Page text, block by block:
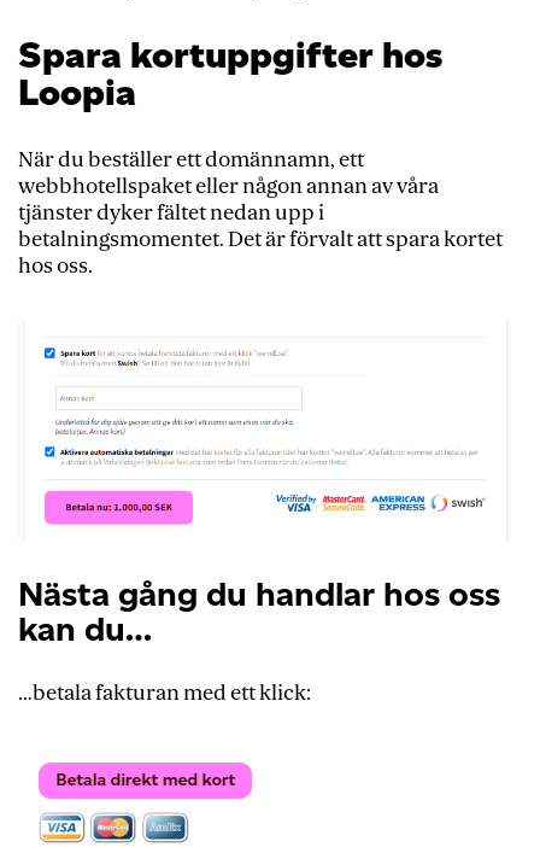
Spara kortuppgifter hos
Loopia
När du beställer ett domännamn, ett
webbhotellspaket eller någon annan av våra
tjänster dyker fältet nedan upp i
betalningsmomentet. Det är förvalt att spara kortet
hos oss.
Nästa gång du handlar hos oss
kan du…
…betala fakturan med ett klick: